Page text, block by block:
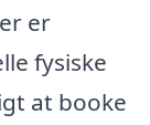
er
fysiske
at booke